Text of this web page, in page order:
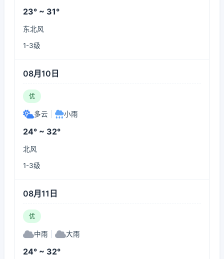
23° ~ 31°
东北风
1-3级
08月10日
优
多云 小雨
24° ~ 32°
北风
1-3级
08月11日
优
中雨 大雨
24° ~ 32°